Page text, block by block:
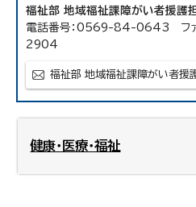
福祉部 地域福祉課障がい者援護
電話番号：0569-84-0643 フ
2904
福祉部 地域福祉課障がい者援
健康・医療・福祉